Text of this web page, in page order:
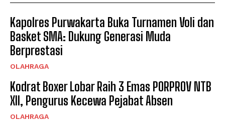
Kapolres Purwakarta Buka Turnamen Voli dan
Basket SMA: Dukung Generasi Muda
Berprestasi
OLAHRAGA
Kodrat Boxer Lobar Raih 3 Emas PORPROV NTB
XII, Pengurus Kecewa Pejabat Absen
OLAHRAGA